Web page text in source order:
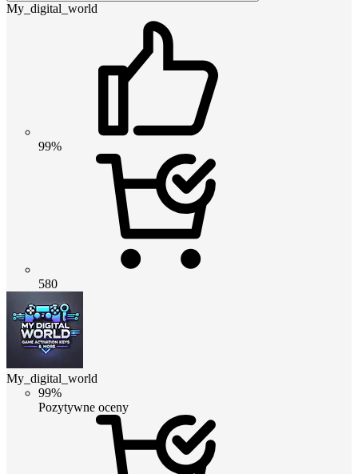
My_digital_world
99%
580
My_digital_world
99%
Pozytywne oceny